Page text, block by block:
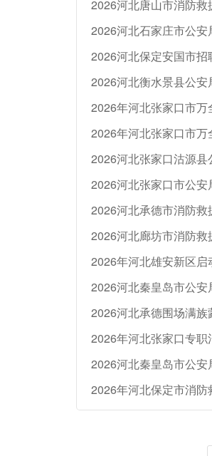
2026河北唐山市消防
2026河北石家庄市公
2026河北保定安国市
2026河北衡水景县公
2026年河北张家口市
2026年河北张家口市
2026河北张家口市公
2026河北承德市消防
2026河北廊坊市消防
2026河北秦皇岛市公
2026河北承德围场满
2026河北秦皇岛市公
2026年河北保定市消